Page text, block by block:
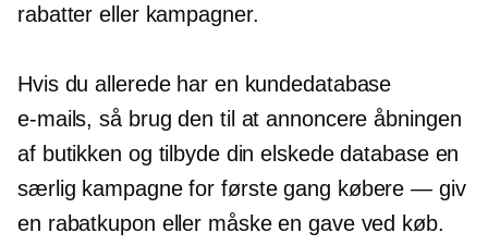
rabatter eller kampagner.
Hvis du allerede har en kundedatabase
e-mails, så brug den til at annoncere åbningen
af ​​butikken og tilbyde din elskede database en
særlig kampagne for første gang købere — giv
en rabatkupon eller måske en gave ved køb.